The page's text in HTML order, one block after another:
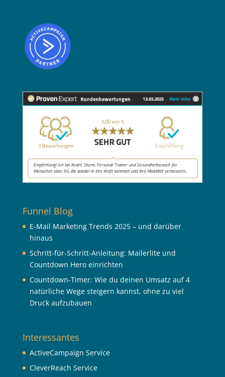
Funnel Blog
E-Mail Marketing Trends 2025 – und darüber
hinaus
Schritt-für-Schritt-Anleitung: Mailerlite und
Countdown Hero einrichten
Countdown-Timer: Wie du deinen Umsatz auf 4
natürliche Wege steigern kannst, ohne zu viel
Druck aufzubauen
Interessantes
ActiveCampaign Service
CleverReach Service